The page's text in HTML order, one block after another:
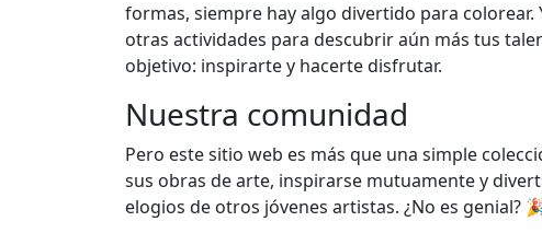
formas, siempre hay algo divertido para
otras actividades para descubrir aún más tus
objetivo: inspirarte y hacerte disfrutar.
Nuestra comunidad
Pero este sitio web es más que una simple
sus obras de arte, inspirarse mutuamente y
elogios de otros jóvenes artistas. ¿No es genial?